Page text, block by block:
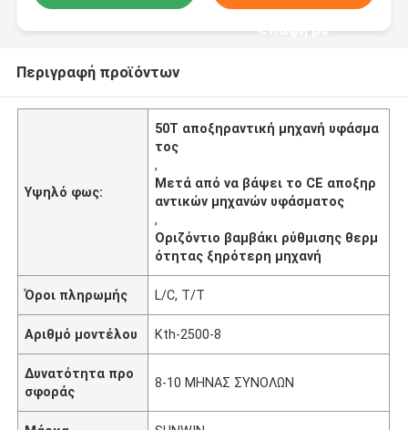
επαφή με
Περιγραφή προϊόντων
Υψηλό φως:
50T αποξηραντική μηχανή υφάσμα
τος
,
Μετά από να βάψει το CE αποξηρ
αντικών μηχανών υφάσματος
,
Οριζόντιο βαμβάκι ρύθμισης θερμ
ότητας ξηρότερη μηχανή
Όροι πληρωμής L/C, T/T
Αριθμό μοντέλου Kth-2500-8
Δυνατότητα προ
σφοράς
8-10 ΜΗΝΑΣ ΣΥΝΟΛΩΝ